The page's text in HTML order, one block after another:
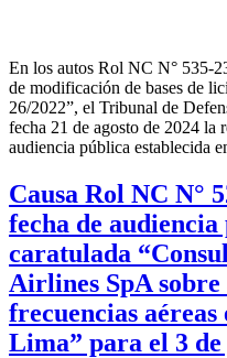
En los autos Rol NC N° 535-
de modificación de bases de
26/2022”, el Tribunal de
fecha 21 de agosto de 2024 la
audiencia pública establecida
Causa Rol NC N°
fecha de audiencia
caratulada
Airlines SpA sobre
frecuencias
Lima” para el 3